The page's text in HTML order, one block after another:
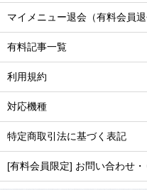
マイメニュー退会（有料会員退
有料記事一覧
利用規約
対応機種
特定商取引法に基づく表記
[有料会員限定] お問い合わせ・